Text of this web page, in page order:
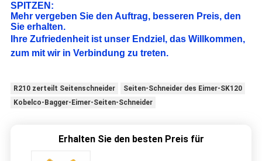
SPITZEN:
Mehr vergeben Sie den Auftrag, besseren Preis, den
Sie erhalten.
Ihre Zufriedenheit ist unser Endziel, das Willkommen,
zum mit wir in Verbindung zu treten.
R210 zerteilt Seitenschneider
Seiten-Schneider des Eimer-SK120
Kobelco-Bagger-Eimer-Seiten-Schneider
Erhalten Sie den besten Preis für